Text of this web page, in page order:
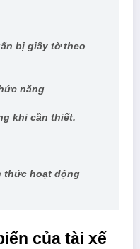
bị giấy tờ theo
năng
khi cần thiết.
thức hoạt động
của tài xế